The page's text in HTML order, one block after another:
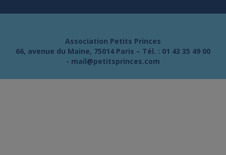
Association Petits Princes
66, avenue du Maine, 75014 Paris – Tél. : 01 43 35 49 00
- mail@petitsprinces.com